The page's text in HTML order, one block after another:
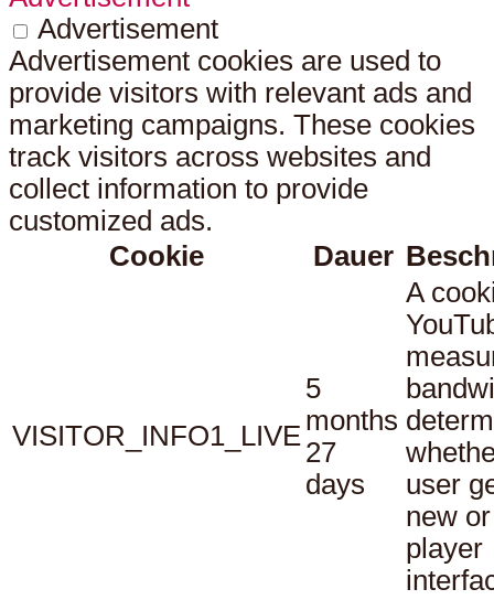
Advertisement
Advertisement cookies are used to
provide visitors with relevant ads and
marketing campaigns. These cookies
track visitors across websites and
collect information to provide
customized ads.
Cookie
Dauer
VISITOR_INFO1_LIVE
5
months
27
days
A
user
new
player